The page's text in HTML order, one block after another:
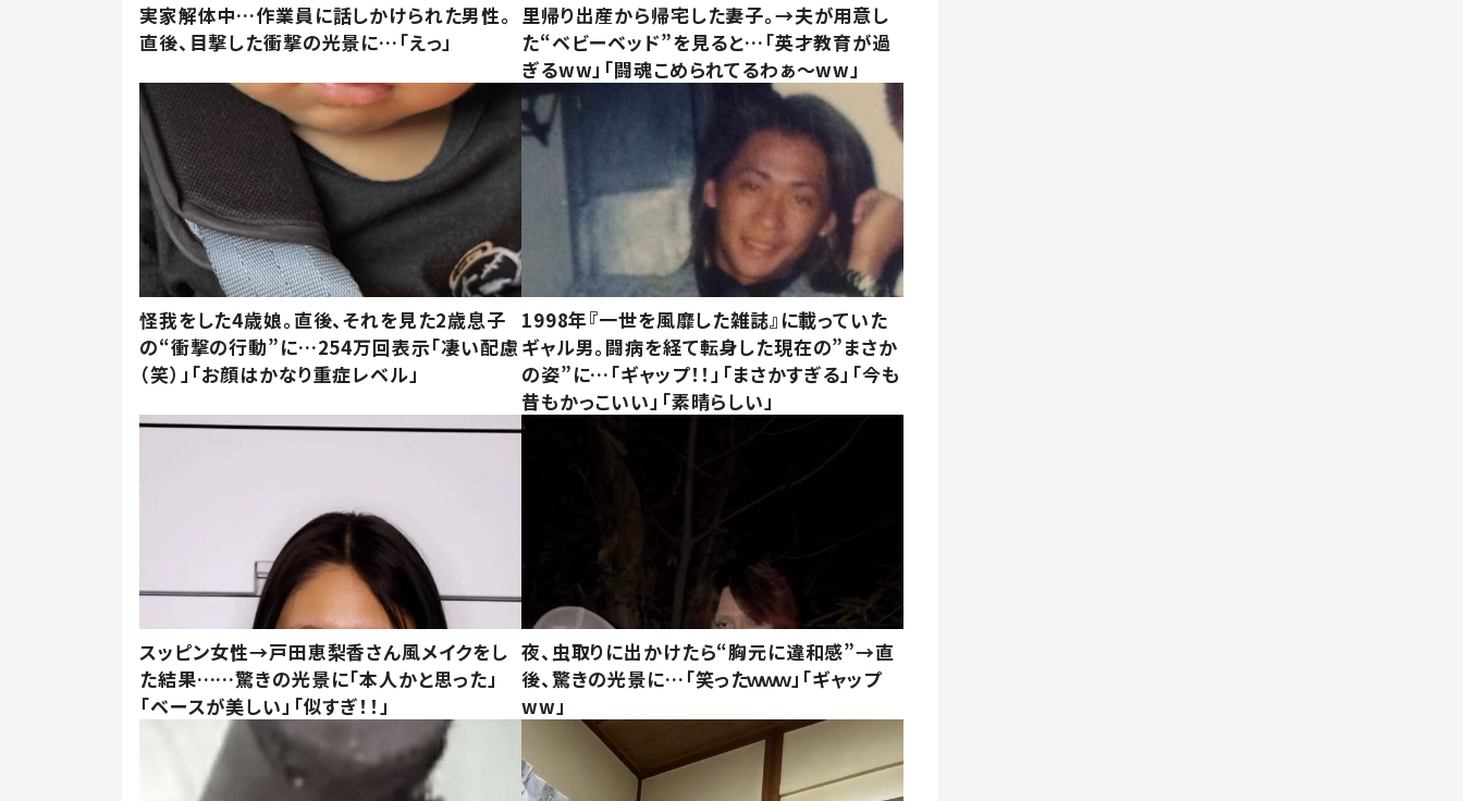
実家解体中…作業員に話しかけられた男性。
直後、目撃した衝撃の光景に…「えっ」
里帰り出産から帰宅した妻子。→夫が用意し
た“ベビーベッド”を見ると…「英才教育が過
ぎるww」「闘魂こめられてるわぁ～ww」
怪我をした4歳娘。直後、それを見た2歳息子
の“衝撃の行動”に…254万回表示「凄い配慮
（笑）」「お顔はかなり重症レベル」
1998年『一世を風靡した雑誌』に載っていた
ギャル男。闘病を経て転身した現在の”まさか
の姿”に…「ギャップ！！」「まさかすぎる」「今も
昔もかっこいい」「素晴らしい」
スッピン女性→戸田恵梨香さん風メイクをし
た結果……驚きの光景に「本人かと思った」
「ベースが美しい」「似すぎ！！」
夜、虫取りに出かけたら“胸元に違和感”→直
後、驚きの光景に…「笑ったｗｗｗ」「ギャップ
ww」